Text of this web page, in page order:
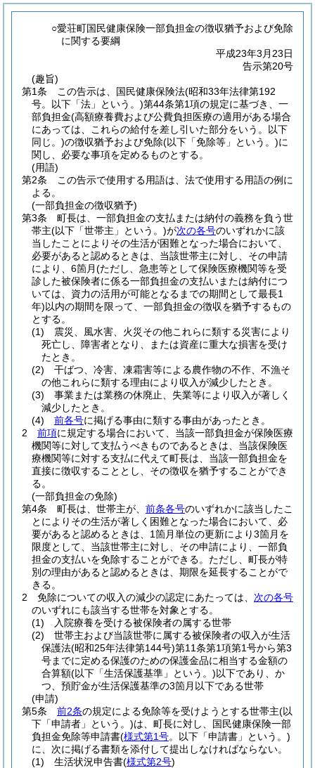
○愛荘町国民健康保険一部負担金の徴収猶予および免除
に関する要綱
平成23年3月23日
告示第20号
(趣旨)
第1条
この告示は、国民健康保険法(昭和33年法律第192
号。以下「法」という。)第44条第1項の規定に基づき、一
部負担金(高額療養費および公費負担医療の適用がある場合
にあっては、これらの給付を差し引いた部分をいう。以下
同じ。)の徴収猶予および免除(以下「免除等」という。)に
関し、必要な事項を定めるものとする。
(用語)
第2条
この告示で使用する用語は、法で使用する用語の例に
よる。
(一部負担金の徴収猶予)
第3条
町長は、一部負担金の支払または納付の義務を負う世
帯主(以下「世帯主」という。)が次の各号のいずれかに該
当したことによりその生活が困難となった場合において、
必要があると認めるときは、当該世帯主に対し、その申請
により、6箇月(ただし、急患等として保険医療機関等を受
診した被保険者に係る一部負担金の支払いまたは納付につ
いては、資力の活用が可能となるまでの期間として最長1
年)以内の期間を限って、一部負担金の徴収を猶予するもの
とする。
(1)
震災、風水害、火災その他これらに類する災害により
死亡し、障害者となり、または資産に重大な損害を受け
たとき。
(2)
干ばつ、冷害、凍霜害等による農作物の不作、不漁そ
の他これらに類する理由により収入が減少したとき。
(3)
事業または業務の休廃止、失業等により収入が著しく
減少したとき。
(4)
前各号に掲げる事由に類する事由があったとき。
2
前項に規定する場合において、当該一部負担金が保険医療
機関等に対して支払うべきものであるときは、当該保険医
療機関等に対する支払に代えて町長は、当該一部負担金を
直接に徴収することとし、その徴収を猶予することができ
る。
(一部負担金の免除)
第4条
町長は、世帯主が、 前条各号のいずれかに該当したこ
とによりその生活が著しく困難となった場合において、必
要があると認めるときは、1箇月単位の更新により3箇月を
限度として、当該世帯主に対し、その申請により、一部負
担金の支払いを免除することができる。 ただし、町長が特
別の理由があると認めるときは、期限を延長することがで
きる。
2
免除についての収入の減少の認定にあたっては、 次の各号
のいずれにも該当する世帯を対象とする。
(1)
入院療養を受ける被保険者の属する世帯
(2)
世帯主および当該世帯に属する被保険者の収入が生活
保護法(昭和25年法律第144号)第11条第1項第1号から第3
号までに定める保護のための保護金品に相当する金額の
合算額(以下「生活保護基準」という。)以下であり、か
つ、預貯金が生活保護基準の3箇月以下である世帯
(申請)
第5条
前2条の規定による免除等を受けようとする世帯主(以
下「申請者」という。)は、町長に対し、国民健康保険一部
負担金免除等申請書(様式第1号。以下「申請書」という。)
に、次に掲げる書類を添付して提出しなければならない。
(1)
生活状況申告書(様式第2号)